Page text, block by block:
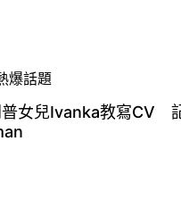
爆話題
普女兒Ivanka教寫CV